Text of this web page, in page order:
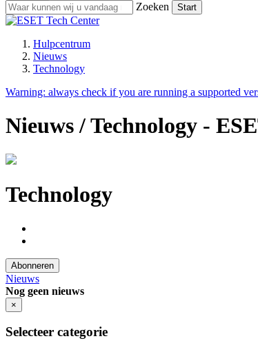
Zoeken
Hulpcentrum
Nieuws
Technology
Warning: always check if you are running a supported
Nieuws / Technology -
Technology
Abonneren
Nieuws
Nog geen nieuws
×
Selecteer categorie